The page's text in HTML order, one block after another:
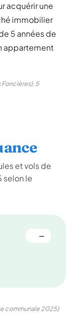
acquérir une
immobilier
5 années de
appartement
Foncières), 5
et vols de
selon le
—
communale 2025)